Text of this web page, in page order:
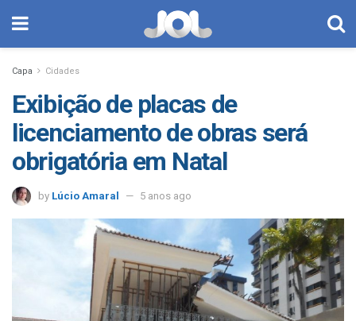
Capa Cidades
Exibição de placas de
licenciamento de obras será
obrigatória em Natal
by Lúcio Amaral 5 anos ago